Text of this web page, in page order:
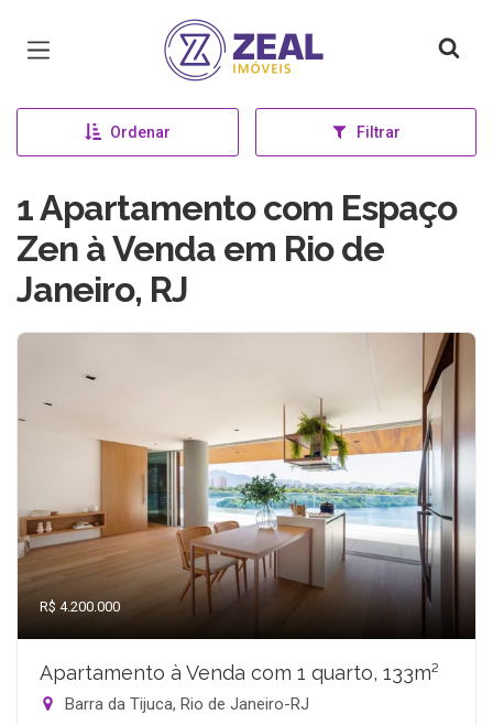
Página inicial
Ordenar Filtrar
1 Apartamento com Espaço
Zen à Venda em Rio de
Janeiro, RJ
R$ 4.200.000
Apartamento à Venda com 1 quarto, 133m²
Barra da Tijuca, Rio de Janeiro-RJ